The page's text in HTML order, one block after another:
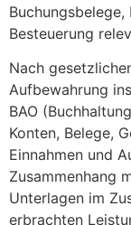
Besteuerung
Nach
Aufbewahrung
BAO
Konten, Belege,
Einnahmen und
Zusammenhang
Unterlagen im
erbrachten